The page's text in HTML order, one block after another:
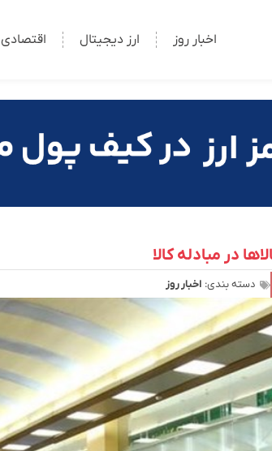
اخبار روز ارز دیجیتال اقتصادی
دسته بندی: اخبار روز